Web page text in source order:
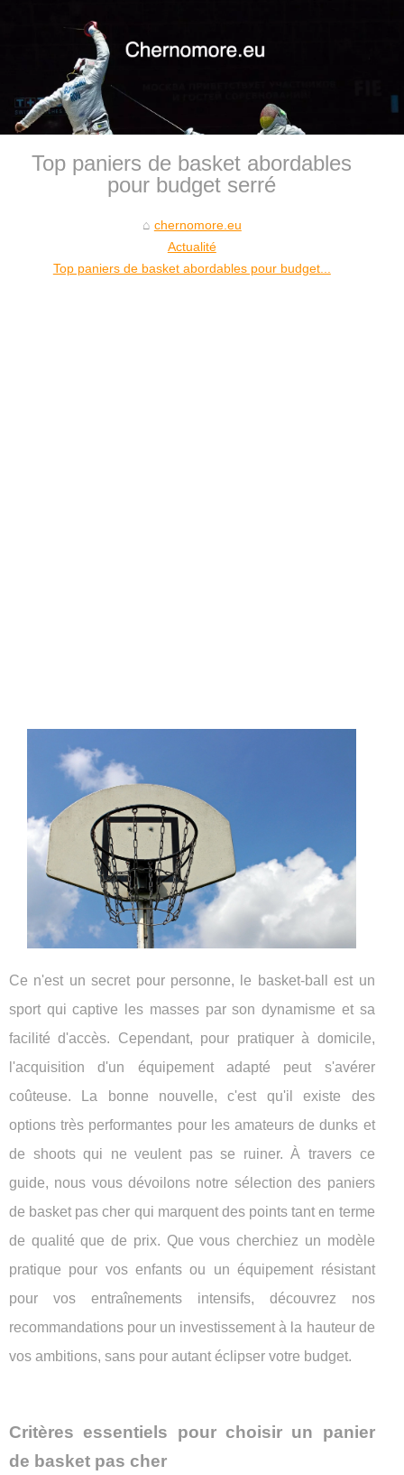
Top paniers de basket abordables
pour budget serré
chernomore.eu
Actualité
Top paniers de basket abordables pour budget...
Ce n'est un secret pour personne, le basket-ball est un
sport qui captive les masses par son dynamisme et sa
facilité d'accès. Cependant, pour pratiquer à domicile,
l'acquisition d'un équipement adapté peut s'avérer
coûteuse. La bonne nouvelle, c'est qu'il existe des
options très performantes pour les amateurs de dunks et
de shoots qui ne veulent pas se ruiner. À travers ce
guide, nous vous dévoilons notre sélection des paniers
de basket pas cher qui marquent des points tant en terme
de qualité que de prix. Que vous cherchiez un modèle
pratique pour vos enfants ou un équipement résistant
pour vos entraînements intensifs, découvrez nos
recommandations pour un investissement à la hauteur de
vos ambitions, sans pour autant éclipser votre budget.
Critères essentiels pour choisir un panier
de basket pas cher